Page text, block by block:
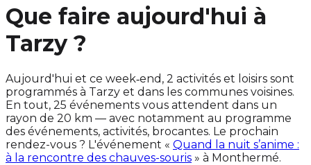
Que faire aujourd'hui à
Tarzy ?
Aujourd'hui et ce week‑end, 2 activités et loisirs sont
programmés à Tarzy et dans les communes voisines.
En tout, 25 événements vous attendent dans un
rayon de 20 km — avec notamment au programme
des événements, activités, brocantes. Le prochain
rendez-vous ? L'événement « Quand la nuit s’anime :
à la rencontre des chauves-souris » à Monthermé.